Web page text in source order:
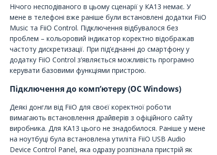
Нічого несподіваного в цьому сценарії у КА13 немає. У
мене в телефоні вже раніше були встановлені додатки FiiO
Music та FiiO Control. Підключення відбувалося без
проблем – кольоровий індикатор коректно відображав
частоту дискретизації. При під’єднанні до смартфону у
додатку FiiO Control з’являється можливість програмно
керувати базовими функціями пристрою.
Підключення до комп’ютеру (ОС Windows)
Деякі донгли від FiiO для своєї коректної роботи
вимагають встановлення драйверів з офіційного сайту
виробника. Для КА13 цього не знадобилося. Раніше у мене
на ноутбуці була встановлена утиліта FiiO USB Audio
Device Control Panel, яка одразу розпізнала пристрій як